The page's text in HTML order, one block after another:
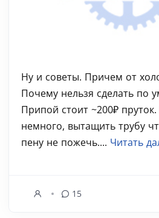
Ну и советы. Причем от
Почему нельзя сделать по
Припой стоит ~200₽
немного, вытащить трубу
пену не пожечь.... Читать
15